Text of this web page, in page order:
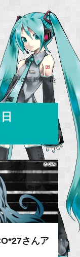
ガーの最新情報を
さんア